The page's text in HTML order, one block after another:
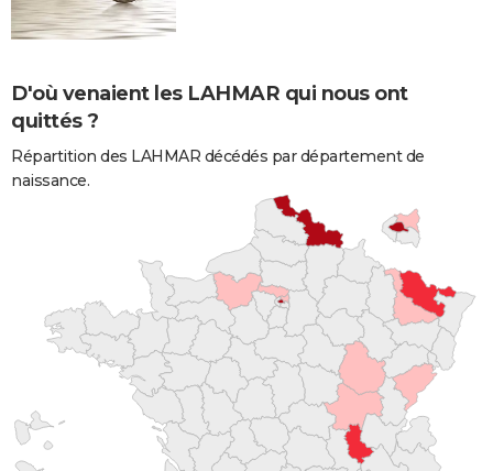
D'où venaient les LAHMAR qui nous ont
quittés ?
Répartition des LAHMAR décédés par département de
naissance.